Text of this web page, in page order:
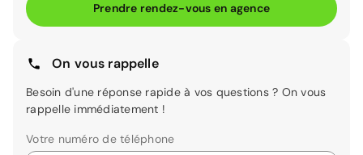
Prendre rendez-vous en agence
On vous rappelle
Besoin d'une réponse rapide à vos questions ? On vous
rappelle immédiatement !
Votre numéro de téléphone